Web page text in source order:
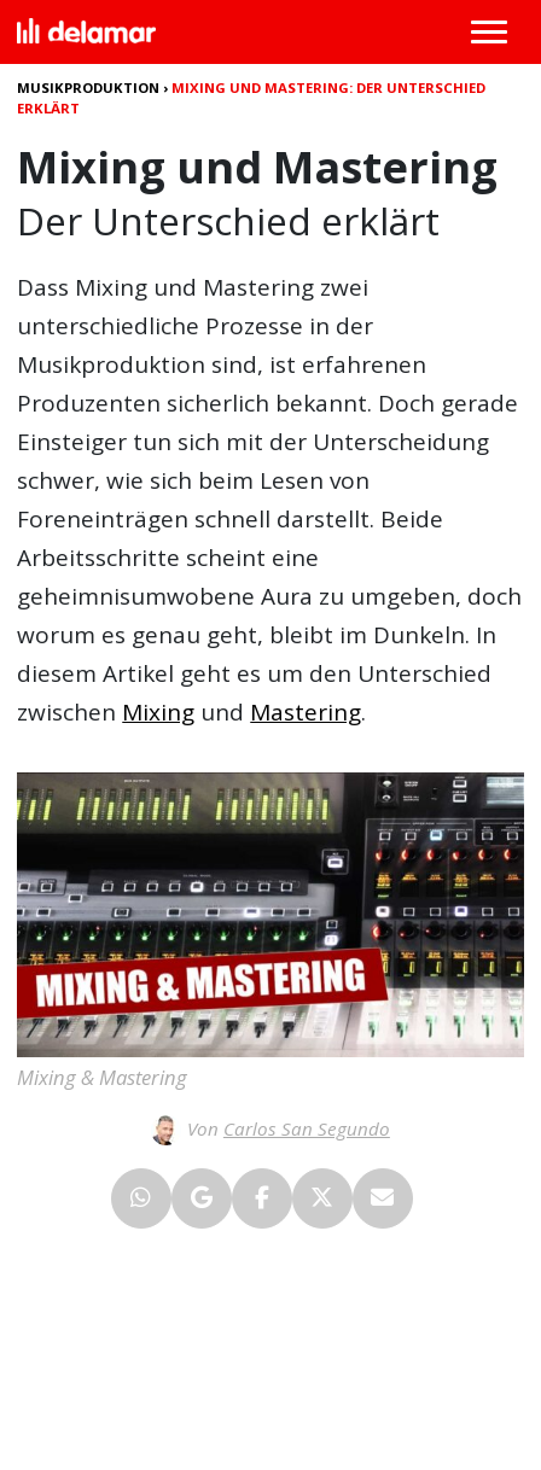
MUSIKPRODUKTION › MIXING UND MASTERING: DER UNTERSCHIED
ERKLÄRT
Mixing und Mastering
Der Unterschied erklärt
Dass Mixing und Mastering zwei
unterschiedliche Prozesse in der
Musikproduktion sind, ist erfahrenen
Produzenten sicherlich bekannt. Doch gerade
Einsteiger tun sich mit der Unterscheidung
schwer, wie sich beim Lesen von
Foreneinträgen schnell darstellt. Beide
Arbeitsschritte scheint eine
geheimnisumwobene Aura zu umgeben, doch
worum es genau geht, bleibt im Dunkeln. In
diesem Artikel geht es um den Unterschied
zwischen Mixing und Mastering.
Mixing & Mastering
Von Carlos San Segundo